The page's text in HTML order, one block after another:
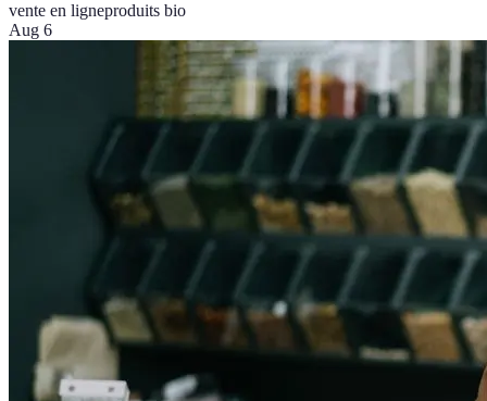
vente en ligneproduits bio
Aug 6